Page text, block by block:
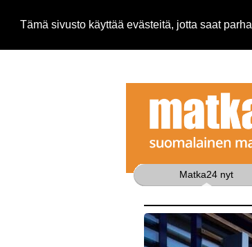
Tämä sivusto käyttää evästeitä, jotta saat
Matka24 nyt